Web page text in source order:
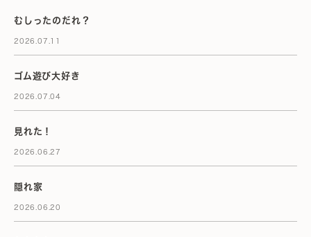
むしったのだれ？
2026.07.11
ゴム遊び大好き
2026.07.04
見れた！
2026.06.27
隠れ家
2026.06.20